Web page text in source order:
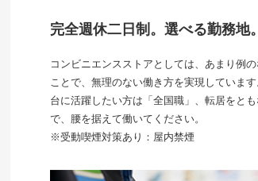
完全週休二日制。選べる勤務地
コンビニエンスストアとしては、あまり例
ことで、無理のない働き方を実現していま
台に活躍したい方は「全国職」、転居をと
で、腰を据えて働いてください。
※受動喫煙対策あり：屋内禁煙